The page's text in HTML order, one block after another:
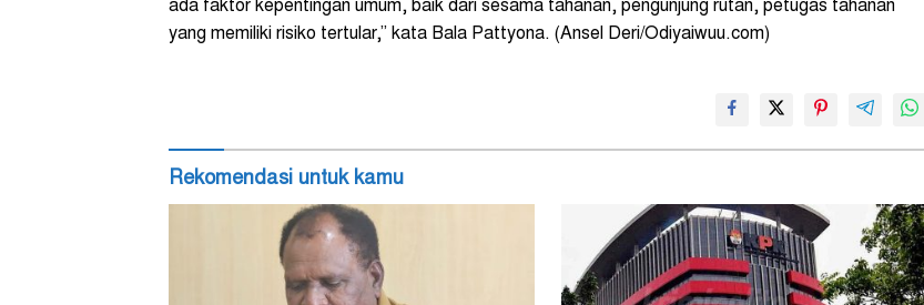
ada faktor kepentingan umum, baik dari sesama tahanan, pengunjung rutan, petugas tahanan
yang memiliki risiko tertular,” kata Bala Pattyona. (Ansel Deri/Odiyaiwuu.com)
Rekomendasi untuk kamu